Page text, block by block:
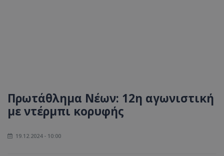
Πρωτάθλημα Νέων: 12η αγωνιστική
με ντέρμπι κορυφής
19.12.2024 - 10:00